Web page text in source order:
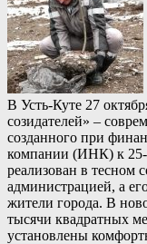
В Усть‑Куте 27
созидателей» –
созданного при
компании (ИНК) к
реализован в тесном
администрацией, а
жители города. В
тысячи квадратных
установлены